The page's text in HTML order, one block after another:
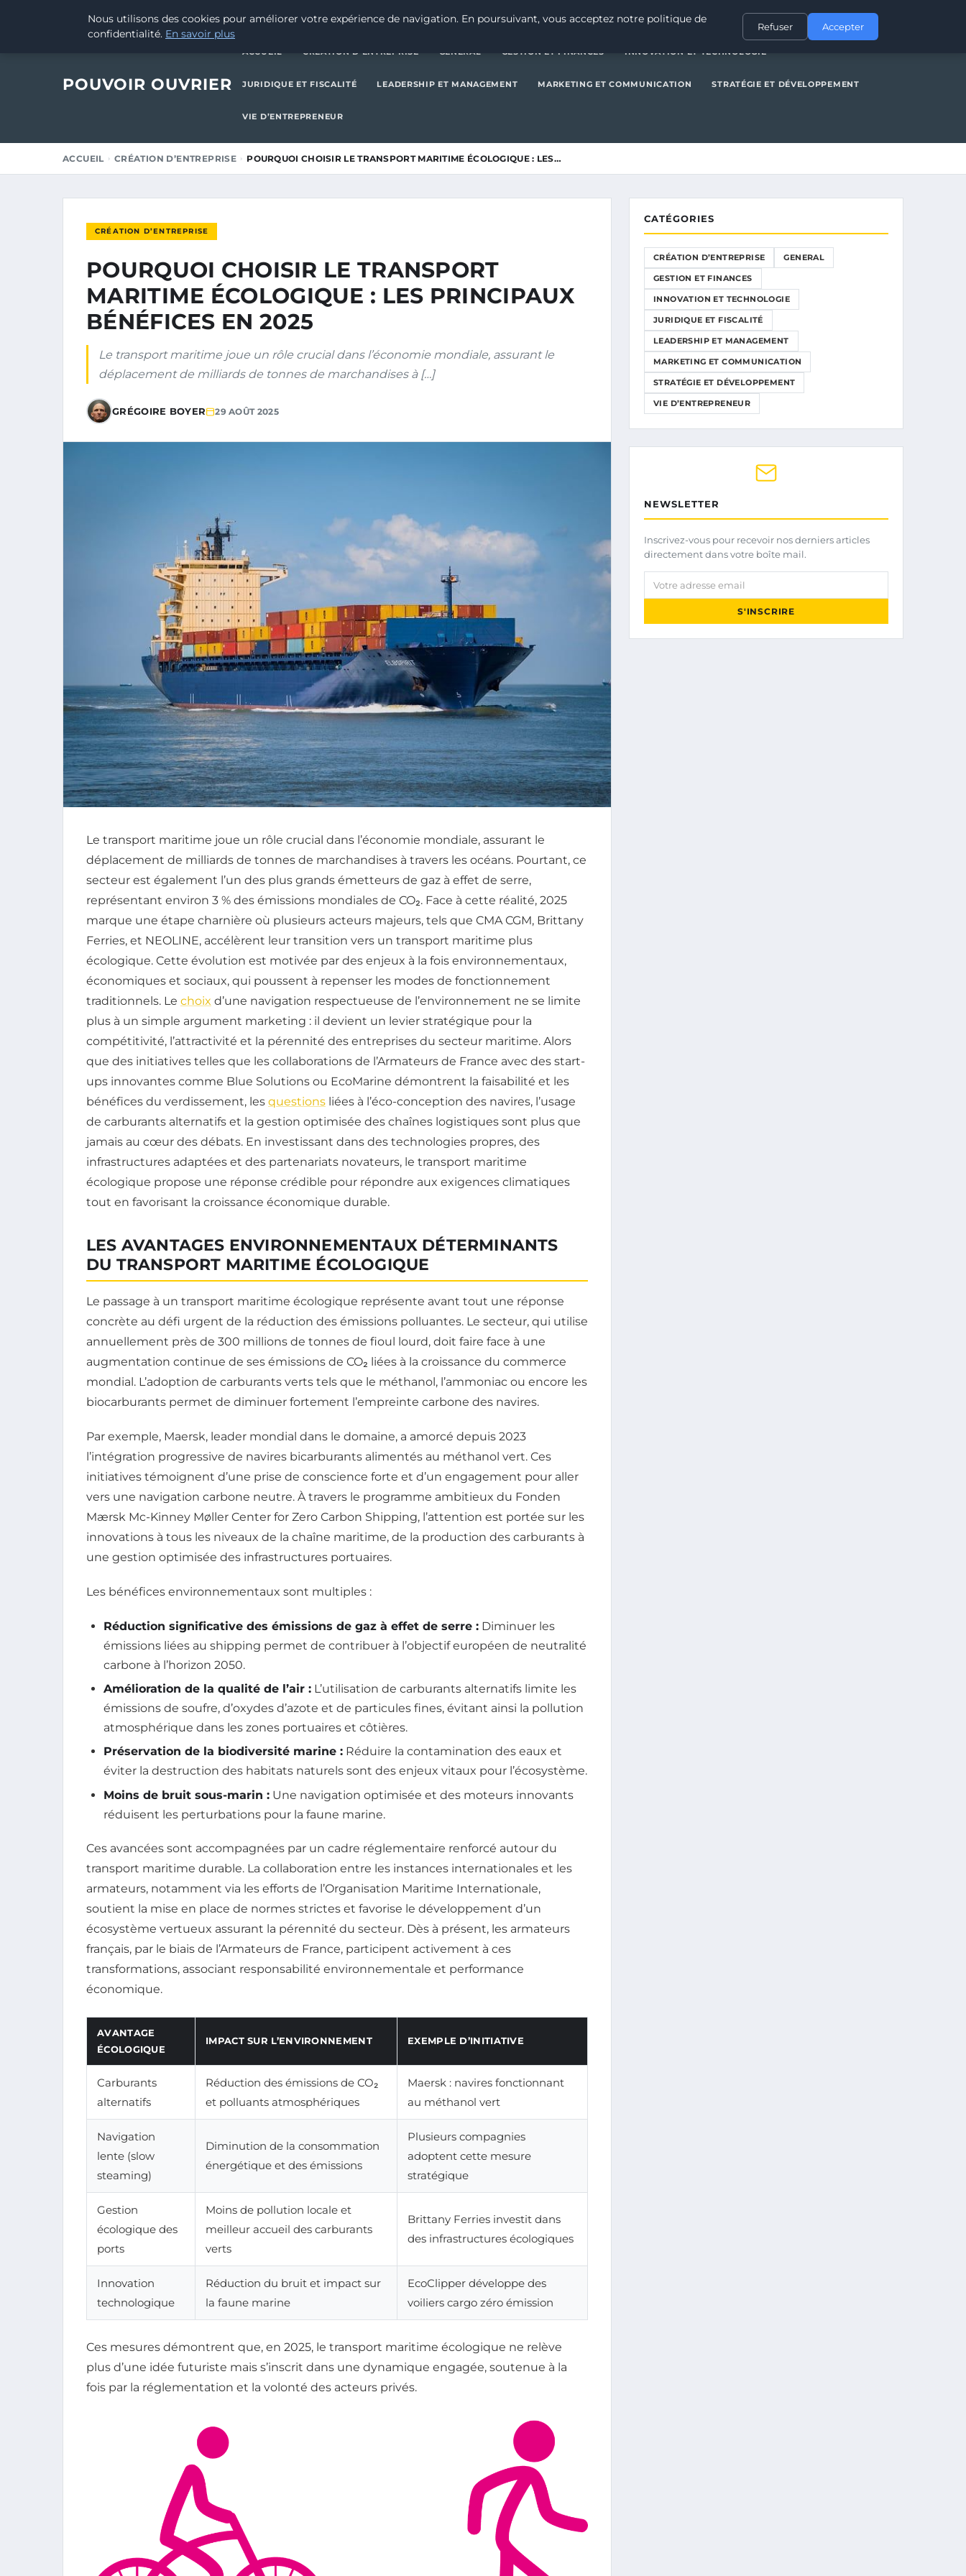
29 AOÛT 2025 GENERAL GESTION ET FINANCESINNOVATION ET TECHNOLOGIE
POUVOIR OUVRIER
ACCUEIL CRÉATION D’ENTREPRISE GENERAL GESTION ET FINANCES INNOVATION ET TECHNOLOGIE
JURIDIQUE ET FISCALITÉ LEADERSHIP ET MANAGEMENT MARKETING ET COMMUNICATION STRATÉGIE ET DÉVELOPPEMENT
VIE D’ENTREPRENEUR
ACCUEIL CRÉATION D’ENTREPRISE POURQUOI CHOISIR LE TRANSPORT MARITIME ÉCOLOGIQUE : LES…
CRÉATION D’ENTREPRISE
POURQUOI CHOISIR LE TRANSPORT
MARITIME ÉCOLOGIQUE : LES PRINCIPAUX
BÉNÉFICES EN 2025
Le transport maritime joue un rôle crucial dans l’économie mondiale, assurant le
déplacement de milliards de tonnes de marchandises à […]
GRÉGOIRE BOYER 29 AOÛT 2025
Le transport maritime joue un rôle crucial dans l’économie mondiale, assurant le
déplacement de milliards de tonnes de marchandises à travers les océans. Pourtant, ce
secteur est également l’un des plus grands émetteurs de gaz à effet de serre,
représentant environ 3 % des émissions mondiales de CO₂. Face à cette réalité, 2025
marque une étape charnière où plusieurs acteurs majeurs, tels que CMA CGM, Brittany
Ferries, et NEOLINE, accélèrent leur transition vers un transport maritime plus
écologique. Cette évolution est motivée par des enjeux à la fois environnementaux,
économiques et sociaux, qui poussent à repenser les modes de fonctionnement
traditionnels. Le choix d’une navigation respectueuse de l’environnement ne se limite
plus à un simple argument marketing : il devient un levier stratégique pour la
compétitivité, l’attractivité et la pérennité des entreprises du secteur maritime. Alors
que des initiatives telles que les collaborations de l’Armateurs de France avec des start-
ups innovantes comme Blue Solutions ou EcoMarine démontrent la faisabilité et les
bénéfices du verdissement, les questions liées à l’éco-conception des navires, l’usage
de carburants alternatifs et la gestion optimisée des chaînes logistiques sont plus que
jamais au cœur des débats. En investissant dans des technologies propres, des
infrastructures adaptées et des partenariats novateurs, le transport maritime
écologique propose une réponse crédible pour répondre aux exigences climatiques
tout en favorisant la croissance économique durable.
LES AVANTAGES ENVIRONNEMENTAUX DÉTERMINANTS
DU TRANSPORT MARITIME ÉCOLOGIQUE
Le passage à un transport maritime écologique représente avant tout une réponse
concrète au défi urgent de la réduction des émissions polluantes. Le secteur, qui utilise
annuellement près de 300 millions de tonnes de fioul lourd, doit faire face à une
augmentation continue de ses émissions de CO₂ liées à la croissance du commerce
mondial. L’adoption de carburants verts tels que le méthanol, l’ammoniac ou encore les
biocarburants permet de diminuer fortement l’empreinte carbone des navires.
Par exemple, Maersk, leader mondial dans le domaine, a amorcé depuis 2023
l’intégration progressive de navires bicarburants alimentés au méthanol vert. Ces
initiatives témoignent d’une prise de conscience forte et d’un engagement pour aller
vers une navigation carbone neutre. À travers le programme ambitieux du Fonden
Mærsk Mc-Kinney Møller Center for Zero Carbon Shipping, l’attention est portée sur les
innovations à tous les niveaux de la chaîne maritime, de la production des carburants à
une gestion optimisée des infrastructures portuaires.
Les bénéfices environnementaux sont multiples :
Réduction significative des émissions de gaz à effet de serre : Diminuer les
émissions liées au shipping permet de contribuer à l’objectif européen de neutralité
carbone à l’horizon 2050.
Amélioration de la qualité de l’air : L’utilisation de carburants alternatifs limite les
émissions de soufre, d’oxydes d’azote et de particules fines, évitant ainsi la pollution
atmosphérique dans les zones portuaires et côtières.
Préservation de la biodiversité marine : Réduire la contamination des eaux et
éviter la destruction des habitats naturels sont des enjeux vitaux pour l’écosystème.
Moins de bruit sous-marin : Une navigation optimisée et des moteurs innovants
réduisent les perturbations pour la faune marine.
Ces avancées sont accompagnées par un cadre réglementaire renforcé autour du
transport maritime durable. La collaboration entre les instances internationales et les
armateurs, notamment via les efforts de l’Organisation Maritime Internationale,
soutient la mise en place de normes strictes et favorise le développement d’un
écosystème vertueux assurant la pérennité du secteur. Dès à présent, les armateurs
français, par le biais de l’Armateurs de France, participent activement à ces
transformations, associant responsabilité environnementale et performance
économique.
AVANTAGE
ÉCOLOGIQUE
IMPACT SUR L’ENVIRONNEMENT EXEMPLE D’INITIATIVE
Carburants
alternatifs
Réduction des émissions de CO₂
et polluants atmosphériques
Maersk : navires fonctionnant
au méthanol vert
Navigation
lente (slow
steaming)
Diminution de la consommation
énergétique et des émissions
Plusieurs compagnies
adoptent cette mesure
stratégique
Gestion
écologique des
ports
Moins de pollution locale et
meilleur accueil des carburants
verts
Brittany Ferries investit dans
des infrastructures écologiques
Innovation
technologique
Réduction du bruit et impact sur
la faune marine
EcoClipper développe des
voiliers cargo zéro émission
Ces mesures démontrent que, en 2025, le transport maritime écologique ne relève
plus d’une idée futuriste mais s’inscrit dans une dynamique engagée, soutenue à la
fois par la réglementation et la volonté des acteurs privés.
CATÉGORIES
CRÉATION D’ENTREPRISE GENERAL
GESTION ET FINANCES
INNOVATION ET TECHNOLOGIE
JURIDIQUE ET FISCALITÉ
LEADERSHIP ET MANAGEMENT
MARKETING ET COMMUNICATION
STRATÉGIE ET DÉVELOPPEMENT
VIE D’ENTREPRENEUR
NEWSLETTER
Inscrivez-vous pour recevoir nos derniers articles
directement dans votre boîte mail.
Votre adresse email
S'INSCRIRE
Nous utilisons des cookies pour améliorer votre expérience de navigation. En poursuivant, vous acceptez notre politique de
confidentialité. En savoir plus
Refuser Accepter